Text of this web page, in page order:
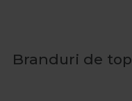
Branduri de top